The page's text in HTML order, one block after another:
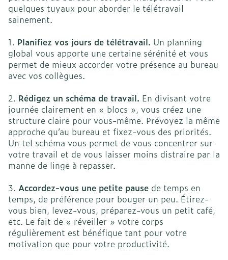
quelques tuyaux pour aborder le télétravail
sainement.
1. Planifiez vos jours de télétravail. Un planning
global vous apporte une certaine sérénité et vous
permet de mieux accorder votre présence au bureau
avec vos collègues.
2. Rédigez un schéma de travail. En divisant votre
journée clairement en « blocs », vous créez une
structure claire pour vous-même. Prévoyez la même
approche qu’au bureau et fixez-vous des priorités.
Un tel schéma vous permet de vous concentrer sur
votre travail et de vous laisser moins distraire par la
manne de linge à repasser.
3. Accordez-vous une petite pause de temps en
temps, de préférence pour bouger un peu. Étirez-
vous bien, levez-vous, préparez-vous un petit café,
etc. Le fait de « réveiller » votre corps
régulièrement est bénéfique tant pour votre
motivation que pour votre productivité.